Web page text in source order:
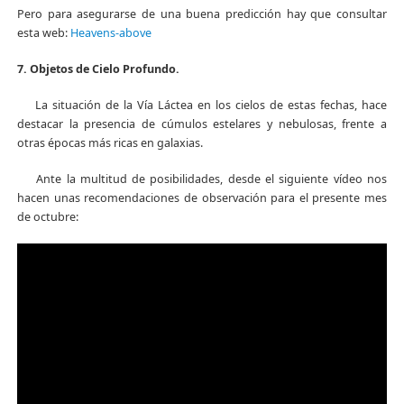
Pero para asegurarse de una buena predicción hay que consultar
esta web: Heavens-above
7. Objetos de Cielo Profundo.
La situación de la Vía Láctea en los cielos de estas fechas, hace
destacar la presencia de cúmulos estelares y nebulosas, frente a
otras épocas más ricas en galaxias.
Ante la multitud de posibilidades, desde el siguiente vídeo nos
hacen unas recomendaciones de observación para el presente mes
de octubre: